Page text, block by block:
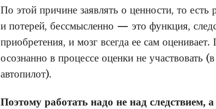
По этой причине заявлять о ценности, то
и потерей, бессмысленно — это функция,
приобретения, и мозг всегда ее сам
осознанно в процессе оценки не участвовать
автопилот).
Поэтому работать надо не над следствием,